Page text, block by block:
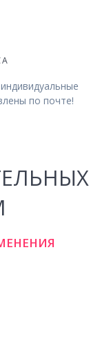
по почте!